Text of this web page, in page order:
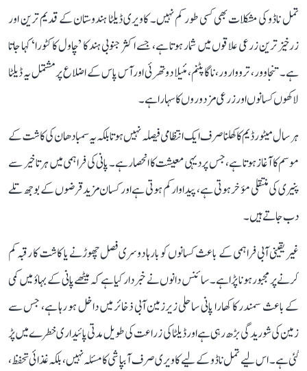
تمل ناڈو کی مشکلات بھی کسی طور کم نہیں۔ کاویری ڈیلٹا ہندوستان کے قدیم ترین اور
زرخیز ترین زرعی علاقوں میں شمار ہوتا ہے، جسے اکثر جنوبی ہند کا ’چاول کا کٹورا‘ کہا جاتا
ہے۔ تنجاوور، ترووارور، ناگاپٹنم، مئیلا دوتھرئی اور آس پاس کے اضلاع پر مشتمل یہ ڈیلٹا
لاکھوں کسانوں اور زرعی مزدوروں کا سہارا ہے۔
ہر سال میٹور ڈیم کا کھلنا صرف ایک انتظامی فیصلہ نہیں ہوتا بلکہ یہ سمبا دھان کی کاشت کے
موسم کا آغاز ہوتا ہے، جس پر دیہی معیشت کا انحصار ہے۔ پانی کی فراہمی میں ہر تاخیر سے
پنیری کی منتقلی مؤخر ہوتی ہے، پیداوار کم ہوتی ہے اور کسان مزید قرضوں کے بوجھ تلے
دب جاتے ہیں۔
غیر یقینی آبی فراہمی کے باعث کسانوں کو بارہا دوسری فصل چھوڑنے یا کاشت کا رقبہ کم
کرنے پر مجبور ہونا پڑا ہے۔ سائنس دانوں نے خبردار کیا ہے کہ میٹھے پانی کے بہاؤ میں کمی
کے باعث سمندر کا کھارا پانی ساحلی زیرزمین آبی ذخائر میں داخل ہو رہا ہے، جس سے
زمین کی شوریدگی بڑھ رہی ہے اور ڈیلٹا کی زراعت کی طویل مدتی پائیداری خطرے میں پڑ
گئی ہے۔ اس لیے تمل ناڈو کے لیے کاویری صرف آبپاشی کا مسئلہ نہیں، بلکہ غذائی تحفظ،